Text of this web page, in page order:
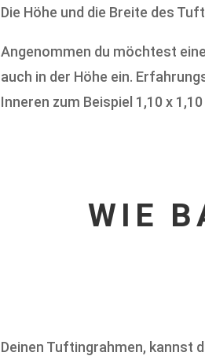
Die Höhe und die Breite des
Angenommen du möchtest
auch in der Höhe ein.
Inneren zum Beispiel 1,10 x
WIE
Deinen Tuftingrahmen, kannst